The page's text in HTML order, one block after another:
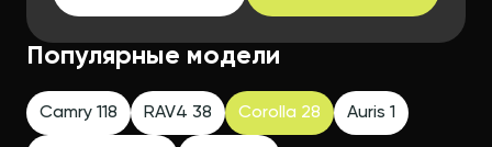
Популярные модели
Camry 118 RAV4 38 Corolla 28 Auris 1